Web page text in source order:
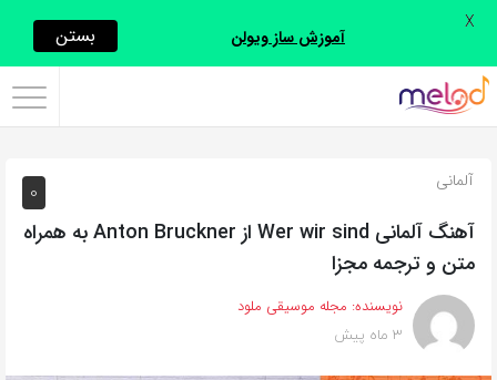
اشتراک
با
روش‌های
زیر
این
صفحه
0 آلمانی
آهنگ آلمانی Wer wir sind از Anton Bruckner به همراه
متن و ترجمه مجزا
نویسنده: مجله موسیقی ملود
3 ماه پیش
آموزش ساز ویولن بستن X